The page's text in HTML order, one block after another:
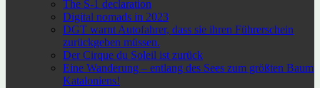
The S-1 declaration
Digital nomads in 2023
DGT warnt Autofahrer, dass sie ihren Führerschein
zurückgeben müssen.
Der Cirque du Soleil ist zurück
Eine Wanderung – entlang des Sees zum größten Baum
Kataloniens!